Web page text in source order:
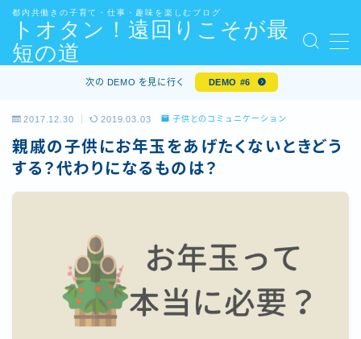
トオタン！遠回りこそが最
短の道
都内共働きの子育て・仕事・趣味を楽しむブログ
MENU
kindle・kindle unlimited のおすすめまとめ
[体験談]30代エンジニアが年収アップ転職を成功させる
お問い合わせ
お問い合わせ・ご依頼について
サイトマップ – 3つのテーマ
プライバシーポリシー
プロフィール
免責事項
内部リンク
利用規約／特定商取引法に基づく表記
次の DEMO を見に行く DEMO #6
2017.12.30 2019.03.03 子供とのコミュニケーション
親戚の子供にお年玉をあげたくないときどう
する？代わりになるものは？